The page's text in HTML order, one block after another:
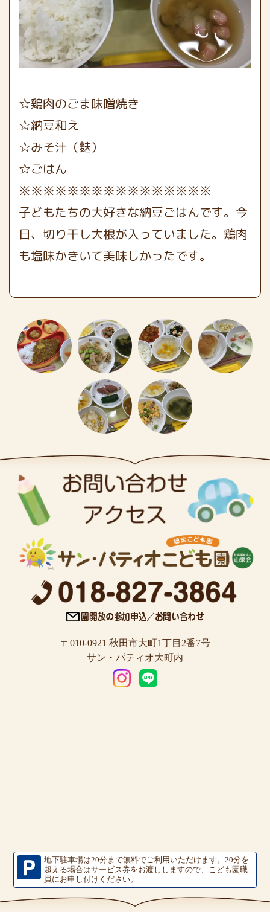
☆鶏肉のごま味噌焼き
☆納豆和え
☆みそ汁（麩）
☆ごはん
※※※※※※※※※※※※※※※※
子どもたちの大好きな納豆ごはんです。今
日、切り干し大根が入っていました。鶏肉
も塩味かきいて美味しかったです。
〒010-0921 秋田市大町1丁目2番7号
サン・パティオ大町内
地下駐車場は20分まで無料でご利用いただけます。20分を
超える場合はサービス券をお渡ししますので、こども園職
員にお申し付けください。